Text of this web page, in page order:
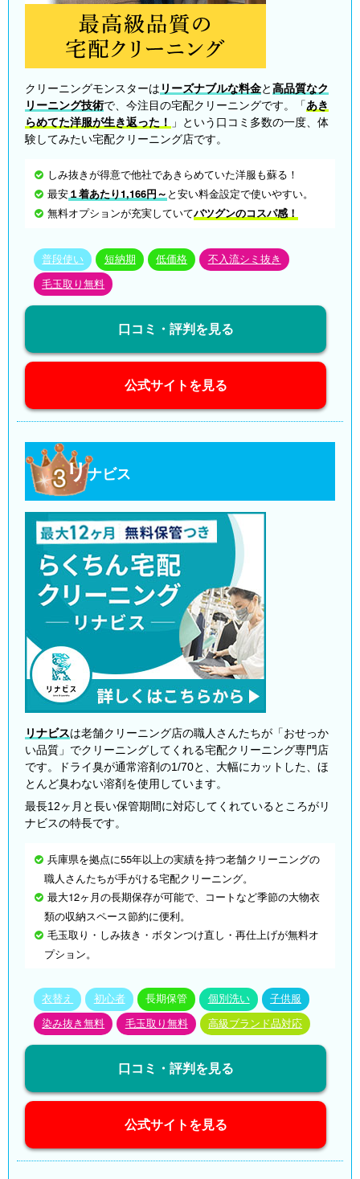
クリーニングモンスターは リーズナブルな料金と高品質なク
リーニング技術で、今注目の宅配クリーニングです。「あき
らめてた洋服が生き返った！
」という口コミ多数の一度、体
験してみたい宅配クリーニング店です。
しみ抜きが得意で他社であきらめていた洋服も蘇る！
最安１着あたり1,166円～ と安い料金設定で使いやすい。
無料オプションが充実していてバツグンのコスパ感！
普段使い 短納期 低価格 不入流シミ抜き
毛玉取り無料
口コミ・評判を見る
公式サイトを見る
リナビス
リナビスは老舗クリーニング店の職人さんたちが「おせっか
い品質」でクリーニングしてくれる宅配クリーニング専門店
です。ドライ臭が通常溶剤の1/70と、大幅にカットした、ほ
とんど臭わない溶剤を使用しています。
最長12ヶ月と長い保管期間に対応してくれているところがリ
ナビスの特長です。
兵庫県を拠点に55年以上の実績を持つ老舗クリーニングの
職人さんたちが手がける宅配クリーニング。
最大12ヶ月の長期保存が可能で、コートなど季節の大物衣
類の収納スペース節約に便利。
毛玉取り・しみ抜き・ボタンつけ直し・再仕上げが無料オ
プション。
衣替え 初心者 長期保管 個別洗い 子供服
染み抜き無料 毛玉取り無料 高級ブランド品対応
口コミ・評判を見る
公式サイトを見る